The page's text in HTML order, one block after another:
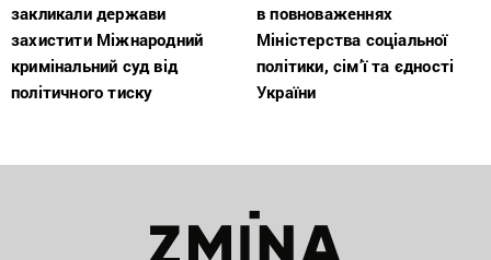
закликали держави
захистити Міжнародний
кримінальний суд від
політичного тиску
в повноваженнях
Міністерства соціальної
політики, сім’ї та єдності
України